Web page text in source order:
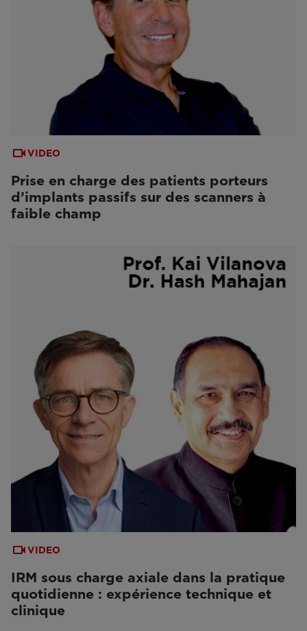
VIDEO
Prise en charge des patients porteurs
d’implants passifs sur des scanners à
faible champ
VIDEO
IRM sous charge axiale dans la pratique
quotidienne : expérience technique et
clinique